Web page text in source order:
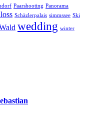
Paarshooting Panorama
Schäzlerpalais simmssee Ski
wedding winter